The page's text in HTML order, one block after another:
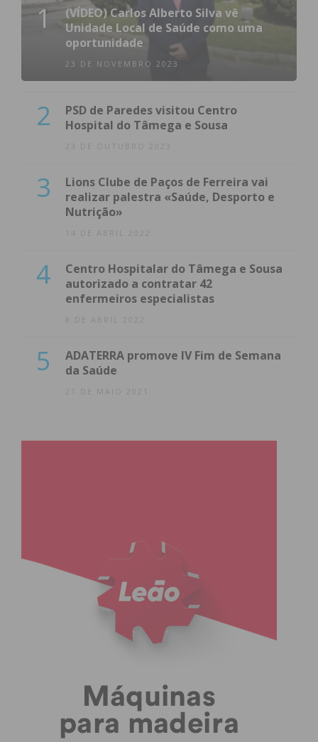
1
(VÍDEO) Carlos Alberto Silva vê
Unidade Local de Saúde como uma
oportunidade
23 DE NOVEMBRO 2023
2
PSD de Paredes visitou Centro
Hospital do Tâmega e Sousa
23 DE OUTUBRO 2023
3
Lions Clube de Paços de Ferreira vai
realizar palestra «Saúde, Desporto e
Nutrição»
14 DE ABRIL 2022
4
Centro Hospitalar do Tâmega e Sousa
autorizado a contratar 42
enfermeiros especialistas
8 DE ABRIL 2022
5
ADATERRA promove IV Fim de Semana
da Saúde
21 DE MAIO 2021